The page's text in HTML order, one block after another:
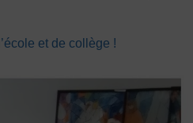
et de collège !